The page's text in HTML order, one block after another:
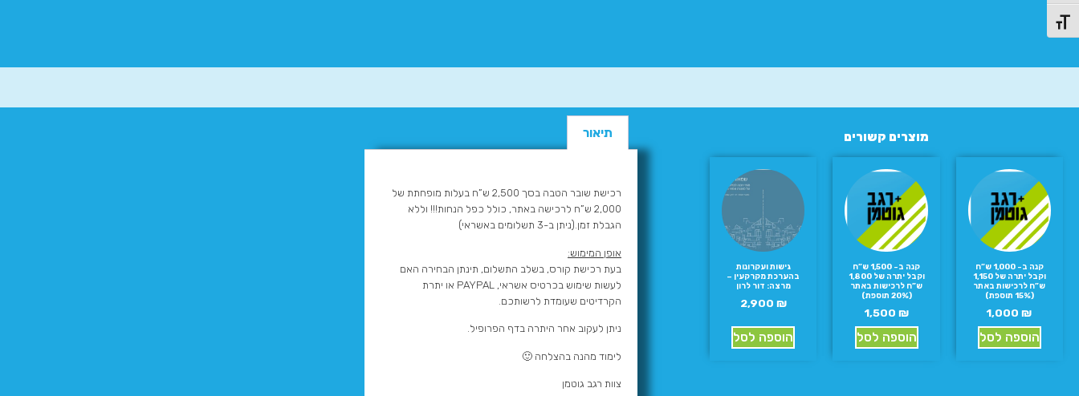
מתג גודל גופן
מוצרים קשורים
קנה ב- 1,000 ש”ח
וקבל יתרה של 1,150
ש”ח לרכישות באתר
(15% תוספת)
1,000₪
הוספה לסל
קנה ב- 1,500 ש”ח
וקבל יתרה של 1,800
ש”ח לרכישות באתר
(20% תוספת)
1,500 ₪
הוספה לסל
גישות ועקרונות
בהערכת מקרקעין –
מרצה: דור לרון
2,900 ₪
הוספה לסל
תיאור
רכישת שובר הטבה בסך 2,500 ש”ח בעלות מופחתת של
2,000 ש”ח לרכישה באתר, כולל כפל הנחות!!! וללא
הגבלת זמן.(ניתן ב-3 תשלומים באשראי)
אופן המימוש:
בעת רכישת קורס, בשלב התשלום, תינתן הבחירה האם
לעשות שימוש בכרטיס אשראי, PAYPAL או יתרת
הקרדיטים שעומדת לרשותכם.
ניתן לעקוב אחר היתרה בדף הפרופיל.
לימוד מהנה בהצלחה 🙂
צוות רגב גוטמן